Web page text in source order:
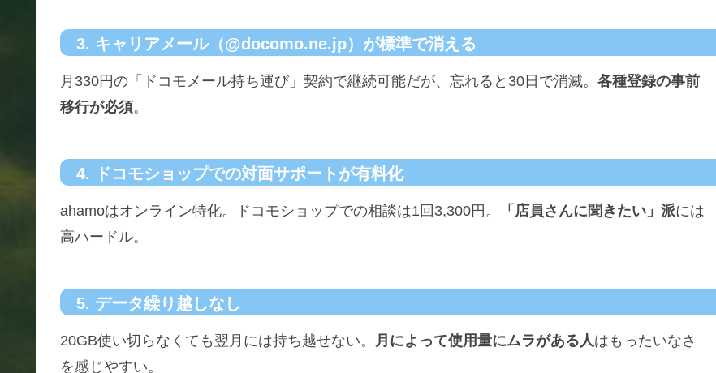
3. キャリアメール（@docomo.ne.jp）が標準で消える
月330円の「ドコモメール持ち運び」契約で継続可能だが、忘れると30日で消滅。 各種登録の事前
移行が必須。
4. ドコモショップでの対面サポートが有料化
ahamoはオンライン特化。ドコモショップでの相談は1回3,300円。 「店員さんに聞きたい」派には
高ハードル。
5. データ繰り越しなし
20GB使い切らなくても翌月には持ち越せない。 月によって使用量にムラがある人はもったいなさ
を感じやすい。